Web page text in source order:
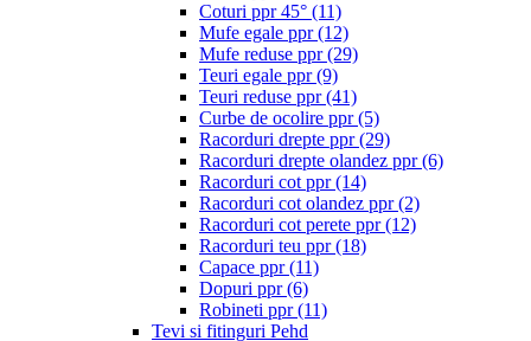
Coturi ppr 45° (11)
Mufe egale ppr(12)
Mufe reduse ppr(29)
Teuri egale ppr(9)
Teuri reduse ppr(41)
Curbe de ocolire ppr(5)
Racorduri drepte ppr(29)
Racorduri drepte olandez ppr(6)
Racorduri cot ppr(14)
Racorduri cot olandez ppr(2)
Racorduri cot perete ppr(12)
Racorduri teu ppr(18)
Capace ppr(11)
Dopuri ppr(6)
Robineti ppr(11)
Tevi si fitinguri Pehd